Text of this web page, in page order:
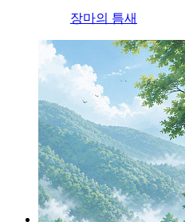
장마의 틈새